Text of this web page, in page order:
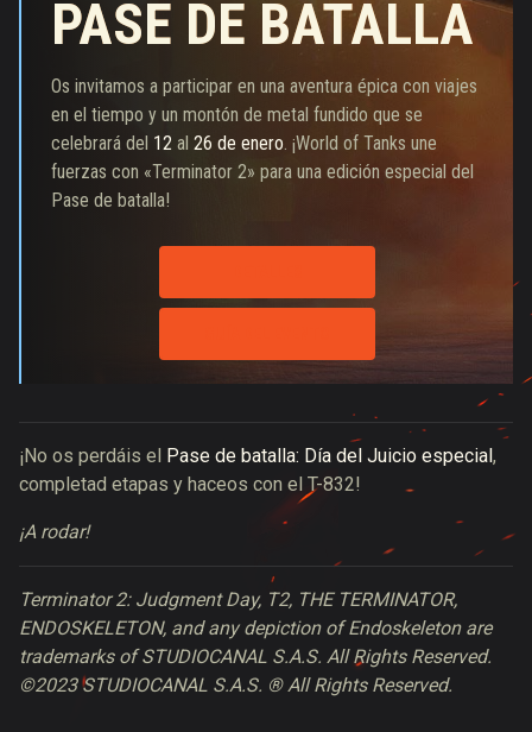
PASE DE BATALLA
PASE DE BATALLA
Os invitamos a participar en una aventura épica con viajes
en el tiempo y un montón de metal fundido que se
celebrará del 12 al 26 de enero. ¡World of Tanks une
fuerzas con «Terminator 2» para una edición especial del
Pase de batalla!
¡No os perdáis el Pase de batalla: Día del Juicio especial,
completad etapas y haceos con el T-832!
¡A rodar!
Terminator 2: Judgment Day, T2, THE TERMINATOR,
ENDOSKELETON, and any depiction of Endoskeleton are
trademarks of STUDIOCANAL S.A.S. All Rights Reserved.
©2023 STUDIOCANAL S.A.S. ® All Rights Reserved.